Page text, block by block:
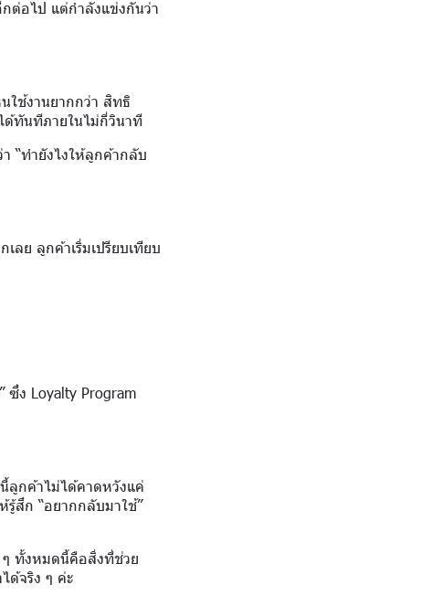
ต่อไป แต่กำลังแข่งกันว่า
ใช้งานยากกว่า สิทธิ
ด้ทันทีภายในไม่กี่วินาที
“ทำยังไงให้ลูกค้ากลับ
ลย ลูกค้าเริ่มเปรียบเทียบ
ซึ่ง Loyalty Program
ลูกค้าไม่ได้คาดหวังแค่
สึก “อยากกลับมาใช้”
ๆ ทั้งหมดนี้คือสิ่งที่ช่วย
ด้จริง ๆ ค่ะ